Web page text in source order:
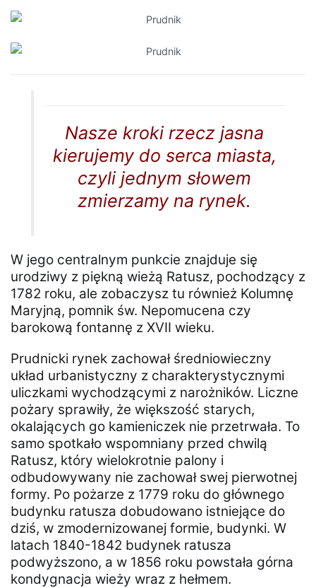
Nasze kroki rzecz jasna
kierujemy do serca miasta,
czyli jednym słowem
zmierzamy na rynek.
W jego centralnym punkcie znajduje się
urodziwy z piękną wieżą Ratusz, pochodzący z
1782 roku, ale zobaczysz tu również Kolumnę
Maryjną, pomnik św. Nepomucena czy
barokową fontannę z XVII wieku.
Prudnicki rynek zachował średniowieczny
układ urbanistyczny z charakterystycznymi
uliczkami wychodzącymi z narożników. Liczne
pożary sprawiły, że większość starych,
okalających go kamieniczek nie przetrwała. To
samo spotkało wspomniany przed chwilą
Ratusz, który wielokrotnie palony i
odbudowywany nie zachował swej pierwotnej
formy. Po pożarze z 1779 roku do głównego
budynku ratusza dobudowano istniejące do
dziś, w zmodernizowanej formie, budynki. W
latach 1840-1842 budynek ratusza
podwyższono, a w 1856 roku powstała górna
kondygnacja wieży wraz z hełmem.